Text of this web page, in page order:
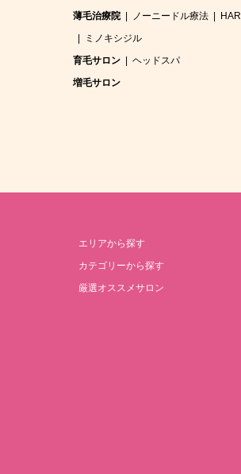
薄毛治療院
ノーニードル療法
ミノキシジル
育毛サロン
ヘッドスパ
増毛サロン
エリアから探す
カテゴリーから探す
厳選オススメサロン